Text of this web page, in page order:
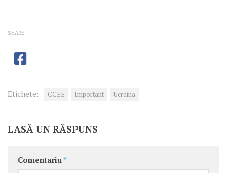
SHARE
Etichete: CCEE Important Ucraina
LASĂ UN RĂSPUNS
Comentariu *